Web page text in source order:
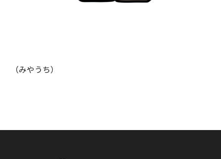
（みやうち）